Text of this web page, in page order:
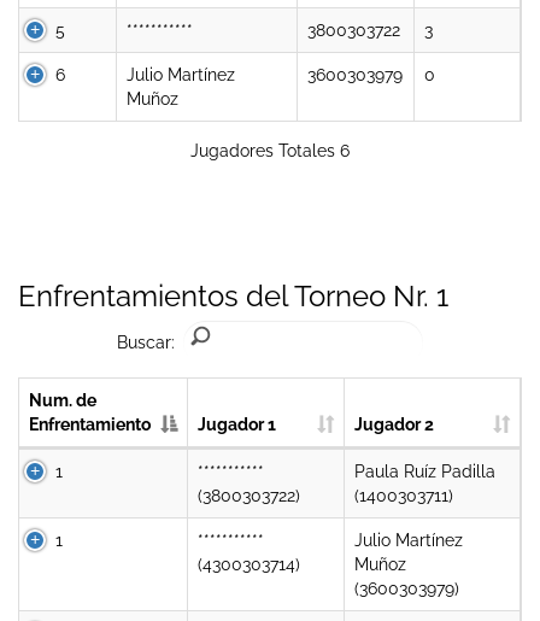
5 *********** 3800303722 3
6
Julio Martínez
Muñoz
3600303979 0
Jugadores Totales 6
Enfrentamientos del Torneo Nr. 1
Buscar:
Num. de
Enfrentamiento
Jugador 1 Jugador 2
1
***********
(3800303722)
Paula Ruíz Padilla
(1400303711)
1
***********
(4300303714)
Julio Martínez
Muñoz
(3600303979)